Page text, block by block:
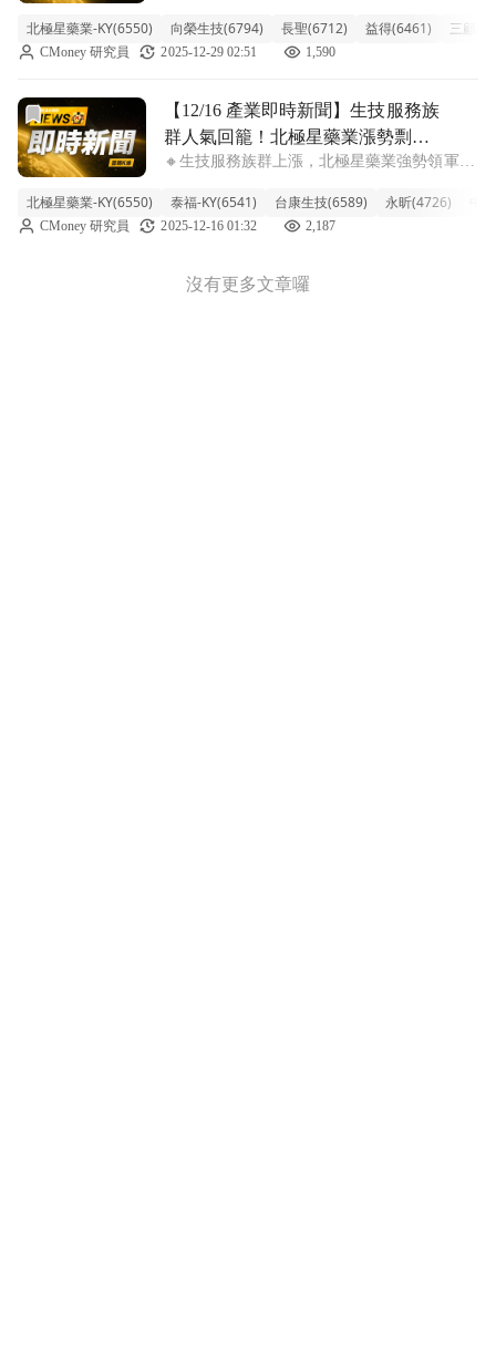
2.89%，其中北極星藥業-KY（6.47%）漲勢尤
其強勁，成為族群領頭羊，向榮生技與長聖也
北極星藥業-KY(6550) 向榮生技(6794) 長聖(6712) 益得(6461) 三顧
CMoney 研究員 2025-12-29 02:51 1,590
前往【12/16 產業即時新聞】生技服務族群人氣回籠！北極
【12/16 產業即時新聞】生技服務族
群人氣回籠！北極星藥業漲勢剽
悍，引領類股上攻2%
🔸生技服務族群上漲，北極星藥業強勢領軍
幅達到2.02%，擺脫近期沉寂氣氛。其中，北
極星藥業-KY（4809）股價表現最為吸睛，逼
北極星藥業-KY(6550) 泰福-KY(6541) 台康生技(6589) 永昕(4726)
CMoney 研究員 2025-12-16 01:32 2,187
沒有更多文章囉